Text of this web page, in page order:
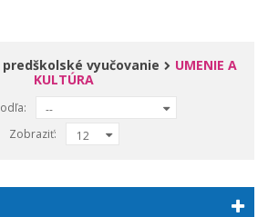
predškolské vyučovanie
UMENIE A
KULTÚRA
--
Zobraziť:
12